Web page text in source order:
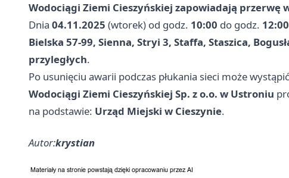
Wodociągi Ziemi Cieszyńskiej zapowiadają przerwę
Dnia 04.11.2025 (wtorek) od godz. 10:00 do godz. 12:00
Bielska 57-99, Sienna, Stryi 3, Staffa, Staszica,
przyległych.
Po usunięciu awarii podczas płukania sieci może
Wodociągi Ziemi Cieszyńskiej Sp. z o.o. w Ustroniu
na podstawie: Urząd Miejski w Cieszynie.
Autor:krystian